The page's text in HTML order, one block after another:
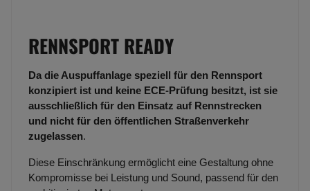
RENNSPORT READY
Da die Auspuffanlage speziell für den Rennsport
konzipiert ist und keine ECE-Prüfung besitzt, ist sie
ausschließlich für den Einsatz auf Rennstrecken
und nicht für den öffentlichen Straßenverkehr
zugelassen.
Diese Einschränkung ermöglicht eine Gestaltung ohne
Kompromisse bei Leistung und Sound, passend für den